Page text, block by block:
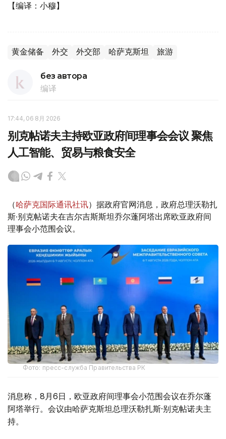
【编译：小穆】
黄金储备 外交 外交部 哈萨克斯坦 旅游
без автора
编译
17:44, 06 8月 2026
别克帖诺夫主持欧亚政府间理事会会议 聚焦
人工智能、贸易与粮食安全
（哈萨克国际通讯社讯）据政府官网消息，政府总理沃勒扎
斯·别克帖诺夫在吉尔吉斯斯坦乔尔蓬阿塔出席欧亚政府间
理事会小范围会议。
Фото: пресс-служба Правительства РК
消息称，8月6日，欧亚政府间理事会小范围会议在乔尔蓬
阿塔举行。会议由哈萨克斯坦总理沃勒扎斯·别克帖诺夫主
持。